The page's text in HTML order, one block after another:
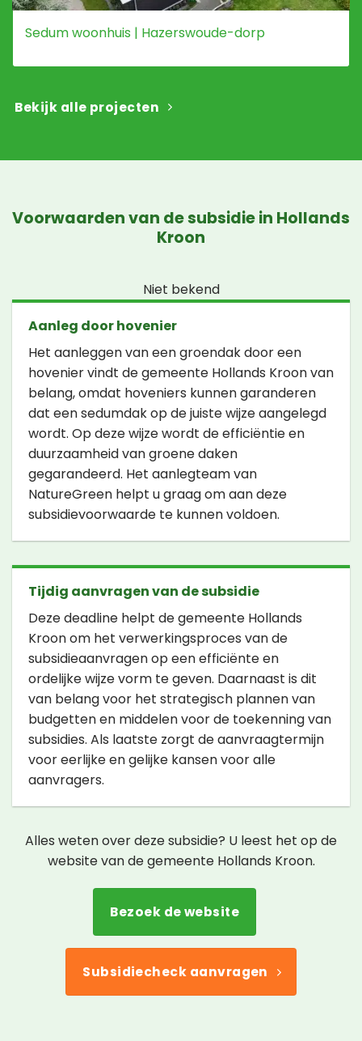
Sedum woonhuis | Hazerswoude-dorp
Bekijk alle projecten
Voorwaarden van de subsidie in Hollands
Kroon
Niet bekend
Aanleg door hovenier
Het aanleggen van een groendak door een
hovenier vindt de gemeente Hollands Kroon van
belang, omdat hoveniers kunnen garanderen
dat een sedumdak op de juiste wijze aangelegd
wordt. Op deze wijze wordt de efficiëntie en
duurzaamheid van groene daken
gegarandeerd. Het aanlegteam van
NatureGreen helpt u graag om aan deze
subsidievoorwaarde te kunnen voldoen.
Tijdig aanvragen van de subsidie
Deze deadline helpt de gemeente Hollands
Kroon om het verwerkingsproces van de
subsidieaanvragen op een efficiënte en
ordelijke wijze vorm te geven. Daarnaast is dit
van belang voor het strategisch plannen van
budgetten en middelen voor de toekenning van
subsidies. Als laatste zorgt de aanvraagtermijn
voor eerlijke en gelijke kansen voor alle
aanvragers.
Alles weten over deze subsidie? U leest het op de
website van de gemeente Hollands Kroon.
Bezoek de website
Subsidiecheck aanvragen